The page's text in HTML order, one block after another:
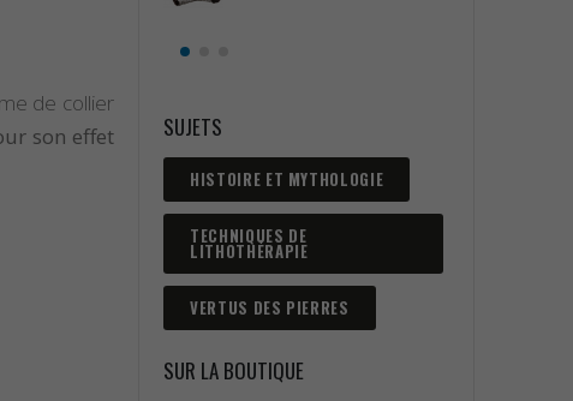
de collier
son effet
SUJETS
HISTOIRE ET MYTHOLOGIE
TECHNIQUES DE
LITHOTHÉRAPIE
VERTUS DES PIERRES
SUR LA BOUTIQUE